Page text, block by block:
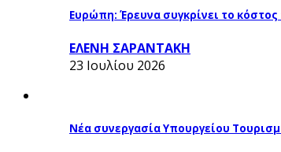
Ευρώπη: Έρευνα συγκρίνει το
ΕΛΕΝΗ ΣΑΡΑΝΤΑΚΗ
23 Ιουλίου 2026
Νέα συνεργασία Υπουργείου